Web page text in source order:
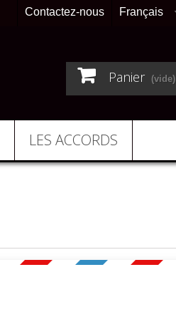
Français
Contactez-nous
Panier (vide)
LES ACCORDS